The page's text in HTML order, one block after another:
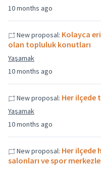
10 months ago
10 months ago
New proposal: Kolayca
olan topluluk konutları
Yaşamak
10 months ago
New proposal: Her ilçede
Yaşamak
New proposal: Her ilçede
salonları ve spor